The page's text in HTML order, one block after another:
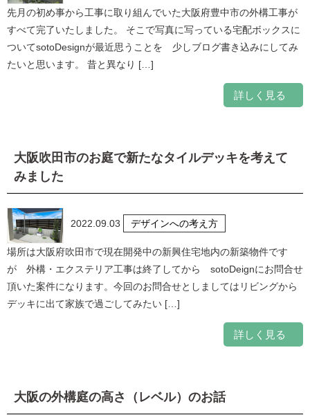
先月の初め事から工事に取り組んでいた大阪府豊中市の外構工事が
すべて完了いたしました。 そこで写真に写っている宅配ボックスに
ついてsotoDesignが最近思うことを 少しブログ書き込みにしてみ
たいと思います。 昔と異なり […]
詳しく見る
大阪吹田市のお庭で新たなタイルデッキを考えて
みました
2022.09.03 デザインへの考え方
場所は大阪府吹田市で現在開発中の新興住宅地内の新築物件です
が 外構・エクステリア工事は終了してから sotoDeignにお問合せ
頂いた案件になります。今回のお問合せとしましてはリビングから
デッキに出て家族で過ごしてみたい […]
詳しく見る
大阪の外構庭の高さ（レベル）のお話